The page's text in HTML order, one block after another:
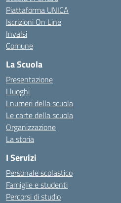
Piattaforma UNICA
Iscrizioni On Line
Invalsi
Comune
La Scuola
Presentazione
I luoghi
I numeri della scuola
Le carte della scuola
Organizzazione
La storia
I Servizi
Personale scolastico
Famiglie e studenti
Percorsi di studio